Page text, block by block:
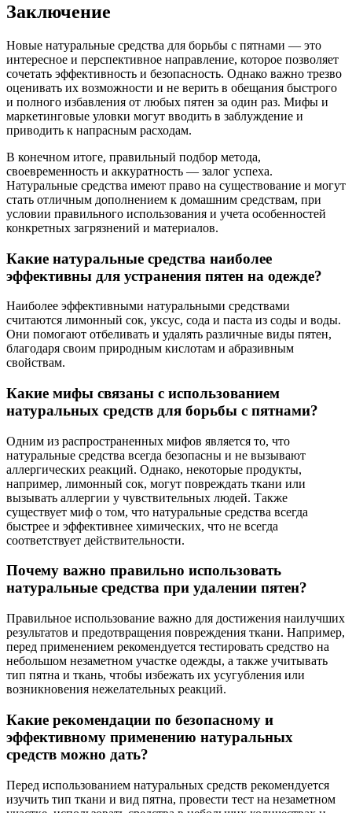
Заключение
Новые натуральные средства для борьбы с пятнами — это
интересное и перспективное направление, которое позволяет
сочетать эффективность и безопасность. Однако важно трезво
оценивать их возможности и не верить в обещания быстрого
и полного избавления от любых пятен за один раз. Мифы и
маркетинговые уловки могут вводить в заблуждение и
приводить к напрасным расходам.
В конечном итоге, правильный подбор метода,
своевременность и аккуратность — залог успеха.
Натуральные средства имеют право на существование и могут
стать отличным дополнением к домашним средствам, при
условии правильного использования и учета особенностей
конкретных загрязнений и материалов.
Какие натуральные средства наиболее
эффективны для устранения пятен на одежде?
Наиболее эффективными натуральными средствами
считаются лимонный сок, уксус, сода и паста из соды и воды.
Они помогают отбеливать и удалять различные виды пятен,
благодаря своим природным кислотам и абразивным
свойствам.
Какие мифы связаны с использованием
натуральных средств для борьбы с пятнами?
Одним из распространенных мифов является то, что
натуральные средства всегда безопасны и не вызывают
аллергических реакций. Однако, некоторые продукты,
например, лимонный сок, могут повреждать ткани или
вызывать аллергии у чувствительных людей. Также
существует миф о том, что натуральные средства всегда
быстрее и эффективнее химических, что не всегда
соответствует действительности.
Почему важно правильно использовать
натуральные средства при удалении пятен?
Правильное использование важно для достижения наилучших
результатов и предотвращения повреждения ткани. Например,
перед применением рекомендуется тестировать средство на
небольшом незаметном участке одежды, а также учитывать
тип пятна и ткань, чтобы избежать их усугубления или
возникновения нежелательных реакций.
Какие рекомендации по безопасному и
эффективному применению натуральных
средств можно дать?
Перед использованием натуральных средств рекомендуется
изучить тип ткани и вид пятна, провести тест на незаметном